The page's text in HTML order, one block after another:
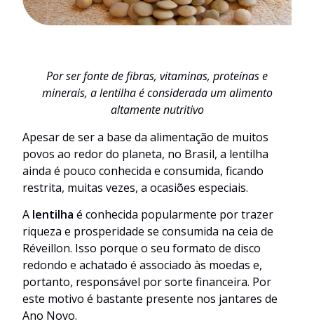
Por ser fonte de fibras, vitaminas, proteínas e
minerais, a lentilha é considerada um alimento
altamente nutritivo
Apesar de ser a base da alimentação de muitos
povos ao redor do planeta, no Brasil, a lentilha
ainda é pouco conhecida e consumida, ficando
restrita, muitas vezes, a ocasiões especiais.
A lentilha é conhecida popularmente por trazer
riqueza e prosperidade se consumida na ceia de
Réveillon. Isso porque o seu formato de disco
redondo e achatado é associado às moedas e,
portanto, responsável por sorte financeira. Por
este motivo é bastante presente nos jantares de
Ano Novo.